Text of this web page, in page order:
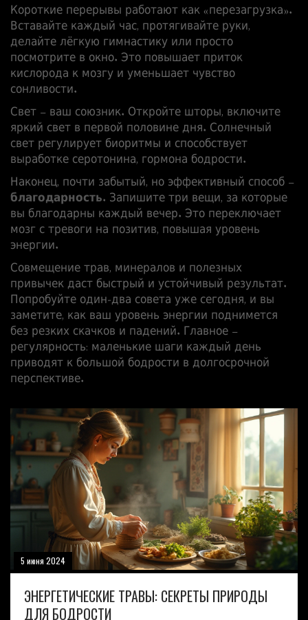
Короткие перерывы работают как «перезагрузка».
Вставайте каждый час, протягивайте руки,
делайте лёгкую гимнастику или просто
посмотрите в окно. Это повышает приток
кислорода к мозгу и уменьшает чувство
сонливости.
Свет – ваш союзник. Откройте шторы, включите
яркий свет в первой половине дня. Солнечный
свет регулирует биоритмы и способствует
выработке серотонина, гормона бодрости.
Наконец, почти забытый, но эффективный способ –
благодарность. Запишите три вещи, за которые
вы благодарны каждый вечер. Это переключает
мозг с тревоги на позитив, повышая уровень
энергии.
Совмещение трав, минералов и полезных
привычек даст быстрый и устойчивый результат.
Попробуйте один‑два совета уже сегодня, и вы
заметите, как ваш уровень энергии поднимется
без резких скачков и падений. Главное –
регулярность: маленькие шаги каждый день
приводят к большой бодрости в долгосрочной
перспективе.
5 июня 2024
ЭНЕРГЕТИЧЕСКИЕ ТРАВЫ: СЕКРЕТЫ ПРИРОДЫ
ДЛЯ БОДРОСТИ